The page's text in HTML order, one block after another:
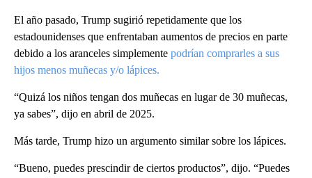
El año pasado, Trump sugirió repetidamente que los
estadounidenses que enfrentaban aumentos de precios en parte
debido a los aranceles simplemente podrían comprarles a sus
hijos menos muñecas y/o lápices.
“Quizá los niños tengan dos muñecas en lugar de 30 muñecas,
ya sabes”, dijo en abril de 2025.
Más tarde, Trump hizo un argumento similar sobre los lápices.
“Bueno, puedes prescindir de ciertos productos”, dijo. “Puedes